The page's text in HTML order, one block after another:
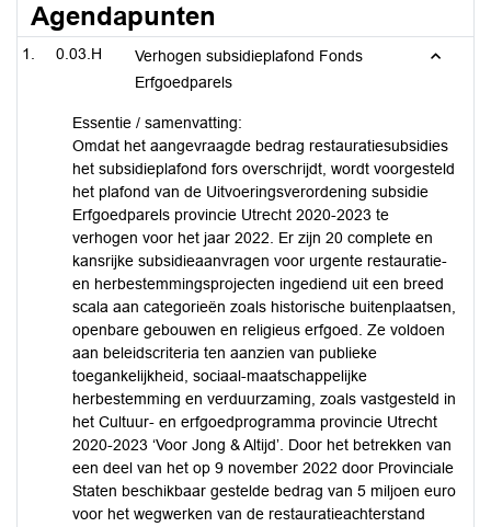
Agendapunten
0.03.H
Verhogen subsidieplafond Fonds
Erfgoedparels
Essentie / samenvatting:
Omdat het aangevraagde bedrag restauratiesubsidies
het subsidieplafond fors overschrijdt, wordt voorgesteld
het plafond van de Uitvoeringsverordening subsidie
Erfgoedparels provincie Utrecht 2020-2023 te
verhogen voor het jaar 2022. Er zijn 20 complete en
kansrijke subsidieaanvragen voor urgente restauratie-
en herbestemmingsprojecten ingediend uit een breed
scala aan categorieën zoals historische buitenplaatsen,
openbare gebouwen en religieus erfgoed. Ze voldoen
aan beleidscriteria ten aanzien van publieke
toegankelijkheid, sociaal-maatschappelijke
herbestemming en verduurzaming, zoals vastgesteld in
het Cultuur- en erfgoedprogramma provincie Utrecht
2020-2023 ‘Voor Jong & Altijd’. Door het betrekken van
een deel van het op 9 november 2022 door Provinciale
Staten beschikbaar gestelde bedrag van 5 miljoen euro
voor het wegwerken van de restauratieachterstand